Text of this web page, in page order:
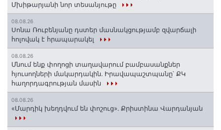
Մխիթարյանի նոր տեսանյութը
08.08.26
Սոնա Ռուբենյանը դստեր մասնակցությամբ զվարճալի
հոլովակ է հրապարակել
08.08.26
Մնում ենք փողոցի տաղավարում բամբասանքներ
հյուսողների մակարդակին․ Իրավապաշտպանը՝ ՔԿ
հաղորդագրության մասին
08.08.26
«Մարդիկ խեղդվում են փոշուց»․ Քրիստինա Վարդանյան